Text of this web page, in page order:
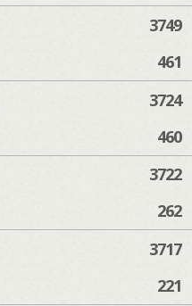
3749
461
3724
460
3722
262
3717
221